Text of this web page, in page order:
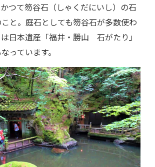
つて笏谷石（しゃくだにいし）の石
と。庭石としても笏谷石が多数使わ
日本遺産「福井・勝山 石がたり」
っています。